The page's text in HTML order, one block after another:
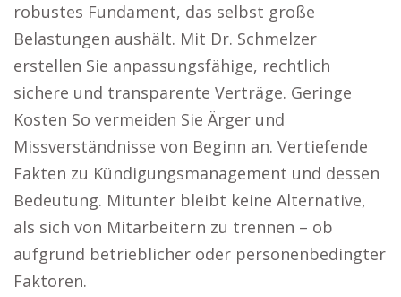
robustes Fundament, das selbst große
Belastungen aushält. Mit Dr. Schmelzer
erstellen Sie anpassungsfähige, rechtlich
sichere und transparente Verträge. Geringe
Kosten So vermeiden Sie Ärger und
Missverständnisse von Beginn an. Vertiefende
Fakten zu Kündigungsmanagement und dessen
Bedeutung. Mitunter bleibt keine Alternative,
als sich von Mitarbeitern zu trennen – ob
aufgrund betrieblicher oder personenbedingter
Faktoren.